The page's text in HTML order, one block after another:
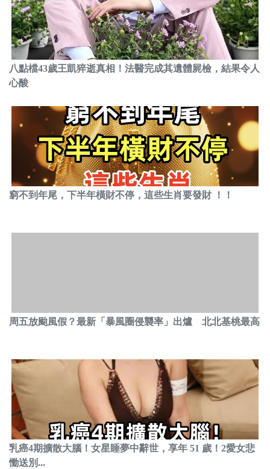
八點檔43歲王凱猝逝真相！法醫完成其遺體屍檢，結果令人
心酸
窮不到年尾，下半年橫財不停，這些生肖要發財 ！！
周五放颱風假？最新「暴風圈侵襲率」出爐 北北基桃最高
乳癌4期擴散大腦！女星睡夢中辭世，享年 51 歲！2愛女悲
慟送別...